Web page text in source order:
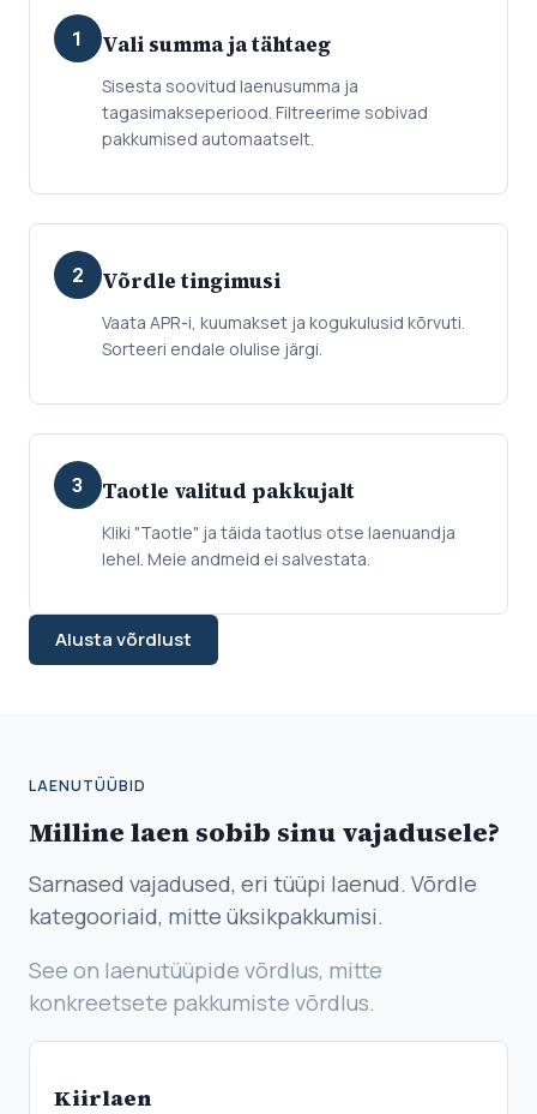
1 Vali summa ja tähtaeg
Sisesta soovitud laenusumma ja
tagasimakseperiood. Filtreerime sobivad
pakkumised automaatselt.
2 Võrdle tingimusi
Vaata APR-i, kuumakset ja kogukulusid kõrvuti.
Sorteeri endale olulise järgi.
3 Taotle valitud pakkujalt
Kliki "Taotle" ja täida taotlus otse laenuandja
lehel. Meie andmeid ei salvestata.
Alusta võrdlust
LAENUTÜÜBID
Milline laen sobib sinu vajadusele?
Sarnased vajadused, eri tüüpi laenud. Võrdle
kategooriaid, mitte üksikpakkumisi.
See on laenutüüpide võrdlus, mitte
konkreetsete pakkumiste võrdlus.
Kiirlaen